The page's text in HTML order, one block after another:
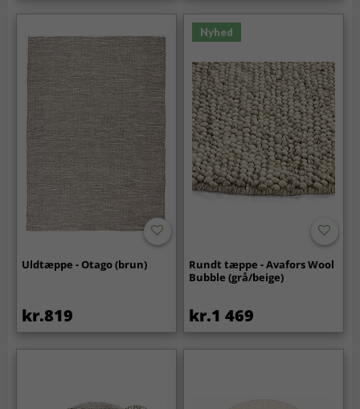
Uldtæppe - Otago (brun)
kr.819
Nyhed
Rundt tæppe - Avafors Wool
Bubble (grå/beige)
kr.1 469